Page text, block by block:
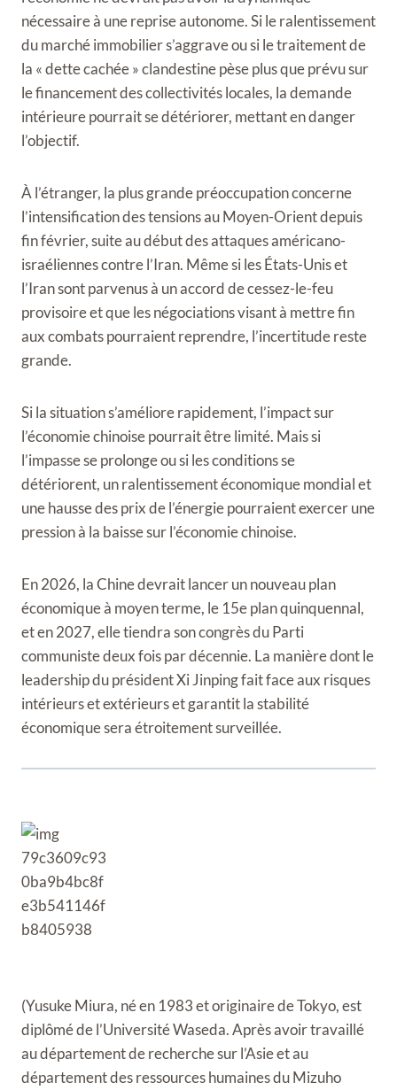
nécessaire à une reprise autonome. Si le ralentissement
du marché immobilier s’aggrave ou si le traitement de
la « dette cachée » clandestine pèse plus que prévu sur
le financement des collectivités locales, la demande
intérieure pourrait se détériorer, mettant en danger
l’objectif.
À l’étranger, la plus grande préoccupation concerne
l’intensification des tensions au Moyen-Orient depuis
fin février, suite au début des attaques américano-
israéliennes contre l’Iran. Même si les États-Unis et
l’Iran sont parvenus à un accord de cessez-le-feu
provisoire et que les négociations visant à mettre fin
aux combats pourraient reprendre, l’incertitude reste
grande.
Si la situation s’améliore rapidement, l’impact sur
l’économie chinoise pourrait être limité. Mais si
l’impasse se prolonge ou si les conditions se
détériorent, un ralentissement économique mondial et
une hausse des prix de l’énergie pourraient exercer une
pression à la baisse sur l’économie chinoise.
En 2026, la Chine devrait lancer un nouveau plan
économique à moyen terme, le 15e plan quinquennal,
et en 2027, elle tiendra son congrès du Parti
communiste deux fois par décennie. La manière dont le
leadership du président Xi Jinping fait face aux risques
intérieurs et extérieurs et garantit la stabilité
économique sera étroitement surveillée.
(Yusuke Miura, né en 1983 et originaire de Tokyo, est
diplômé de l’Université Waseda. Après avoir travaillé
au département de recherche sur l’Asie et au
département des ressources humaines du Mizuho